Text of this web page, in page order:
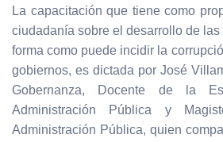
La capacitación que tiene como
ciudadanía sobre el desarrollo de
forma como puede incidir la
gobiernos, es dictada por José
Gobernanza, Docente de la
Administración Pública y
Administración Pública, quien